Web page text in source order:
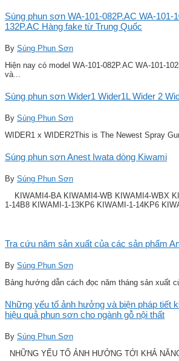
Súng phun sơn WA-101-082P.AC WA-101-
132P.AC Hàng fake từ Trung Quốc
By Súng Phun Sơn
Hiện nay có model WA-101-082P.AC WA-101-
và...
Súng phun sơn Wider1 Wider1L Wider 2
By Súng Phun Sơn
WIDER1 x WIDER2This is The Newest Spray
Súng phun sơn Anest Iwata dòng Kiwami
By Súng Phun Sơn
KIWAMI4-BA KIWAMI4-WB KIWAMI4-WBX
1-14B8 KIWAMI-1-13KP6 KIWAMI-1-14KP6
Tra cứu năm sản xuất của các sản phẩm
By Súng Phun Sơn
Bảng hướng dẫn cách đọc năm tháng sản xuất
Những yếu tố ảnh hưởng và biện pháp tiết
hiệu quả phun sơn cho ngành gỗ nội thất
By Súng Phun Sơn
NHỮNG YẾU TỐ ẢNH HƯỞNG TỚI KHẢ